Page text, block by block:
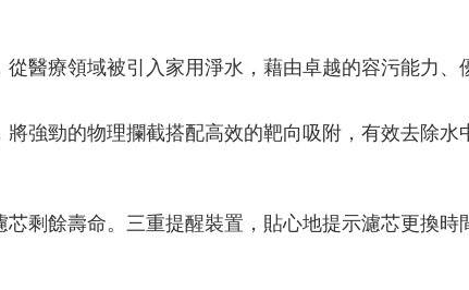
醫療領域被引入家用淨水，藉由卓越的容污能力、
強勁的物理攔截搭配高效的靶向吸附，有效去除水
剩餘壽命。三重提醒裝置，貼心地提示濾芯更換時